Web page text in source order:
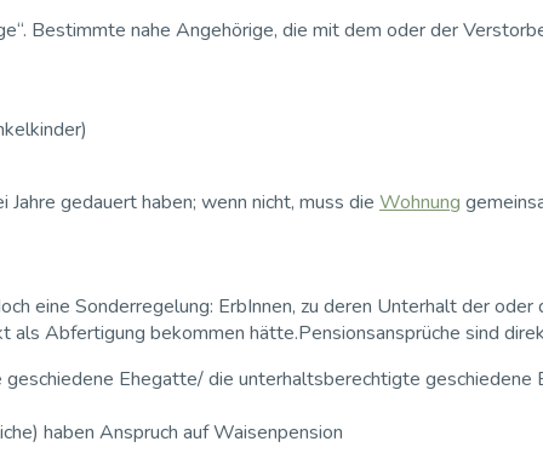
Bestimmte nahe Angehörige, die mit dem oder der
gedauert haben; wenn nicht, muss die Wohnung
eine Sonderregelung: ErbInnen, zu deren Unterhalt der
Abfertigung bekommen hätte.Pensionsansprüche sind
Ehegatte/ die unterhaltsberechtigte
haben Anspruch auf Waisenpension